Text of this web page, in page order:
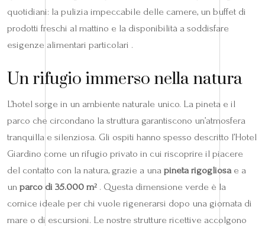
quotidiani: la pulizia impeccabile delle camere, un buffet di
prodotti freschi al mattino e la disponibilità a soddisfare
esigenze alimentari particolari .
Un rifugio immerso nella natura
L’hotel sorge in un ambiente naturale unico. La pineta e il
parco che circondano la struttura garantiscono un’atmosfera
tranquilla e silenziosa. Gli ospiti hanno spesso descritto l’Hotel
Giardino come un rifugio privato in cui riscoprire il piacere
del contatto con la natura, grazie a una pineta rigogliosae a
un parco di 35.000 m² . Questa dimensione verde è la
cornice ideale per chi vuole rigenerarsi dopo una giornata di
mare o di escursioni. Le nostre strutture ricettive accolgono